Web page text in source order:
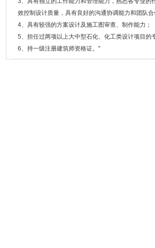
效控制设计质量，具有良好的沟通协调能力和团队合
4、具有较强的方案设计及施工图审查、制作能力；
5、担任过两项以上大中型石化、化工类设计项目的
6、持一级注册建筑师资格证。"